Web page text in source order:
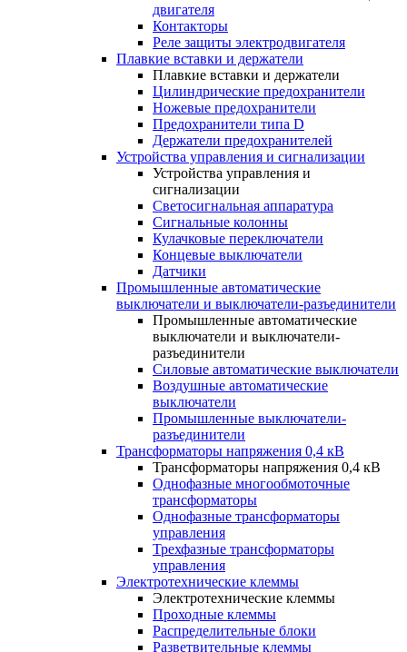
двигателя
Контакторы
Реле защиты электродвигателя
Плавкие вставки и держатели
Плавкие вставки и держатели
Цилиндрические предохранители
Ножевые предохранители
Предохранители типа D
Держатели предохранителей
Устройства управления и сигнализации
Устройства управления и
сигнализации
Светосигнальная аппаратура
Сигнальные колонны
Кулачковые переключатели
Концевые выключатели
Датчики
Промышленные автоматические
выключатели и выключатели-разъединители
Промышленные автоматические
выключатели и выключатели-
разъединители
Силовые автоматические выключатели
Воздушные автоматические
выключатели
Промышленные выключатели-
разъединители
Трансформаторы напряжения 0,4 кВ
Трансформаторы напряжения 0,4 кВ
Однофазные многообмоточные
трансформаторы
Однофазные трансформаторы
управления
Трехфазные трансформаторы
управления
Электротехнические клеммы
Электротехнические клеммы
Проходные клеммы
Распределительные блоки
Разветвительные клеммы